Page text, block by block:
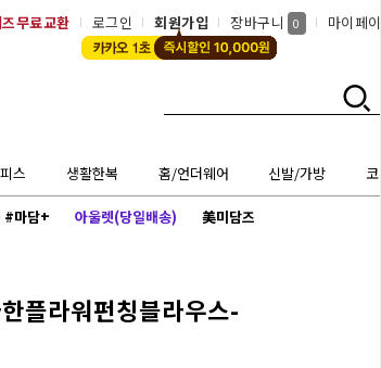
무료교환 로그인 회원가입 장바구니 0 마이페
스 생활한복 홈/언더웨어 신발/가방
#마담+ 아울렛(당일배송) 美미담즈
플라워펀칭블라우스-